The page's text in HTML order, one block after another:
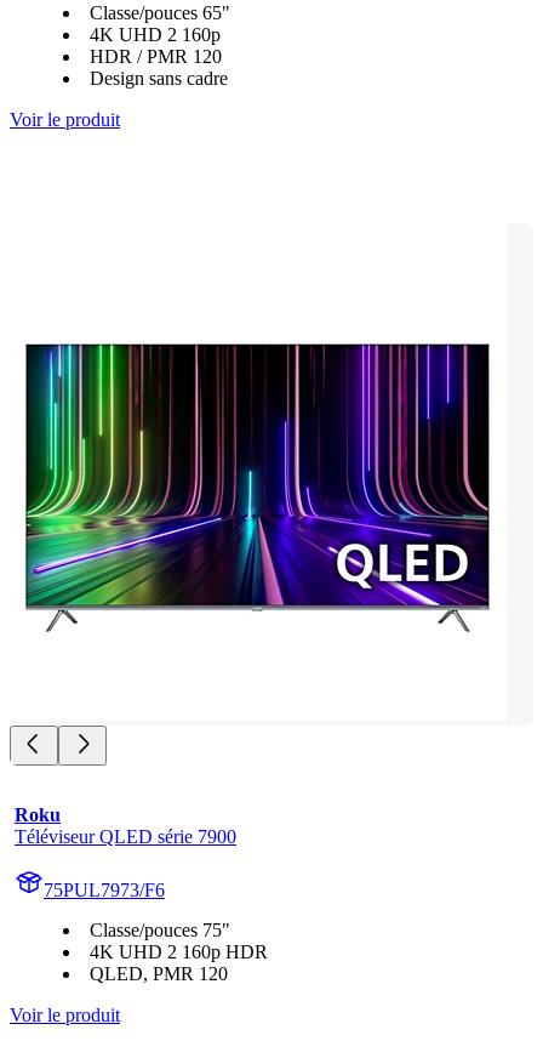
Classe/pouces 65"
4K UHD 2 160p
HDR / PMR 120
Design sans cadre
Voir le produit
Roku
Téléviseur QLED série 7900
75PUL7973/F6
Classe/pouces 75"
4K UHD 2 160p HDR
QLED, PMR 120
Voir le produit